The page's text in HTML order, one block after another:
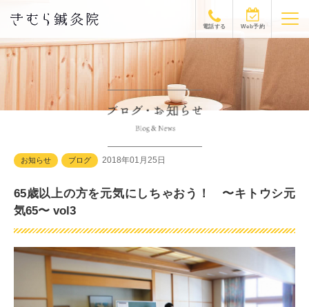
お知らせ ブログ 2018年01月25日
65歳以上の方を元気にしちゃおう！ 〜キトウシ元
気65〜 vol3
電話する Web予約